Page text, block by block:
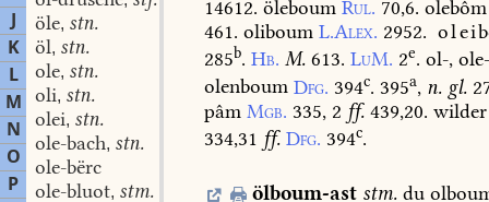
J
K
L
M
N
O
P
öle, stn.
öl, stn.
ole, stn.
oli, stn.
olei, stn.
ole-bach, stn.
ole-bërc
ole-bluot, stm.
14612. öleboum Rul. 70,6. olebôm
461. oliboum L.Alex. 2952. olei
285b. Hb. M. 613. LuM. 2e. ol-,
olenboum Dfg. 394c. 395a, n. gl.
pâm Mgb. 335, 2 ff. 439,20. wilder
334,31 ff. Dfg. 394c.
ölboum-ast stm. du